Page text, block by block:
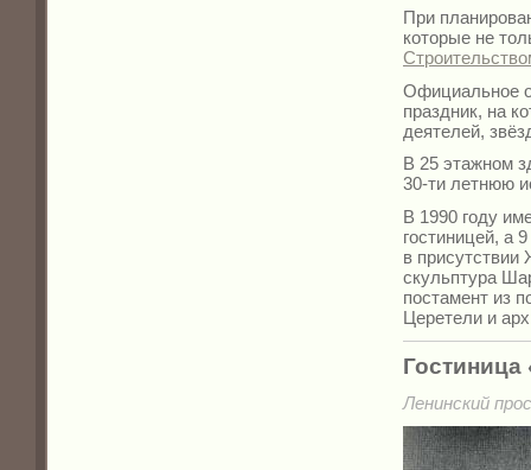
При
которые не
Официальное
праздник, на
деятелей,
В 25 этажном
30-ти летнюю
В 1990 году
гостиницей, а
в
скульптура
постамент из
Церетели и
Гостиница
Ленинский